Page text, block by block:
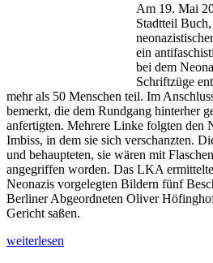
Am 19. Mai
Stadtteil
ein
bei dem
Schriftzüge
mehr als 50 Menschen teil. Im
bemerkt, die dem Rundgang hinterher
anfertigten. Mehrere Linke folgten den
Imbiss, in dem sie sich verschanzten.
und behaupteten, sie wären mit
angegriffen worden. Das LKA
Neonazis vorgelegten Bildern fünf
Berliner Abgeordneten Oliver
Gericht saßen.
weiterlesen